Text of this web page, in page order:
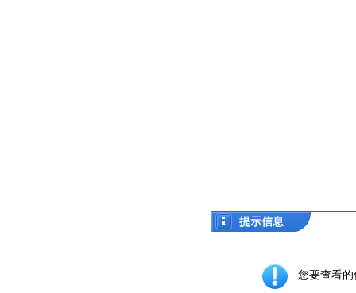
提示信息
您要查看